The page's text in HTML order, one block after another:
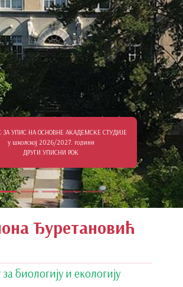
ЗА УПИС НА ОСНОВНЕ АКАДЕМСКЕ СТУДИЈЕ
у школској 2026/2027. години
ДРУГИ УПИСНИ РОК
Ђуретановић
за биологију и екологију